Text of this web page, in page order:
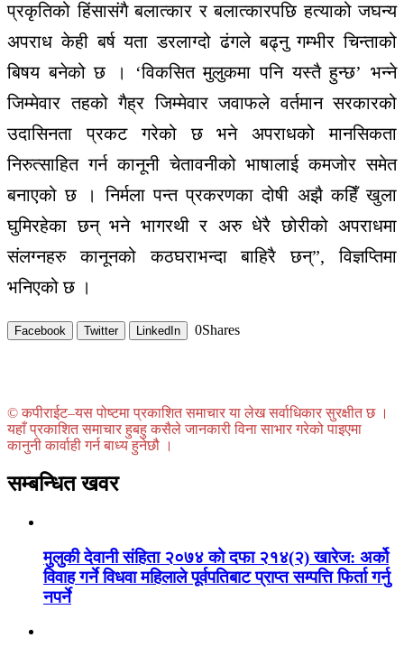
प्रकृतिको हिंसासंगै बलात्कार र बलात्कारपछि हत्याको जघन्य
अपराध केही बर्ष यता डरलाग्दो ढंगले बढ्नु गम्भीर चिन्ताको
बिषय बनेको छ । ‘विकसित मुलुकमा पनि यस्तै हुन्छ’ भन्ने
जिम्मेवार तहको गैह्र जिम्मेवार जवाफले वर्तमान सरकारको
उदासिनता प्रकट गरेको छ भने अपराधको मानसिकता
निरुत्साहित गर्न कानूनी चेतावनीको भाषालाई कमजोर समेत
बनाएको छ । निर्मला पन्त प्रकरणका दोषी अझै कहिँ खुला
घुमिरहेका छन् भने भागरथी र अरु धेरै छोरीको अपराधमा
संलग्नहरु कानूनको कठघराभन्दा बाहिरै छन्”, विज्ञप्तिमा
भनिएको छ ।
Facebook Twitter LinkedIn 0Shares
© कपीराईट–यस पोष्टमा प्रकाशित समाचार या लेख सर्वाधिकार सुरक्षीत छ ।
यहाँ प्रकाशित समाचार हुबहु कसैले जानकारी विना साभार गरेको पाइएमा
कानुनी कार्वाही गर्न बाध्य हुनेछौ ।
सम्बन्धित खवर
मुलुकी देवानी संहिता २०७४ को दफा २१४(२) खारेज: अर्को
विवाह गर्ने विधवा महिलाले पूर्वपतिबाट प्राप्त सम्पत्ति फिर्ता गर्नु
नपर्ने